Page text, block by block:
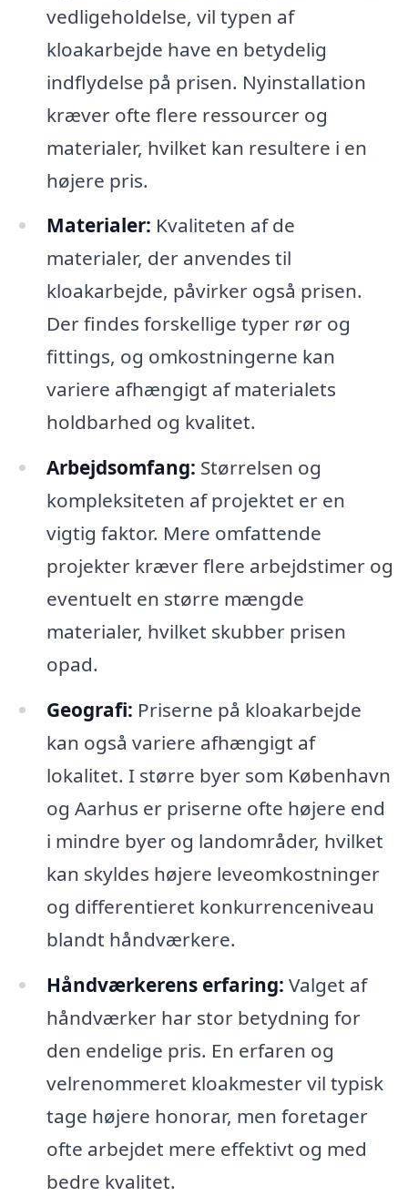
vedligeholdelse, vil typen af
kloakarbejde have en betydelig
indflydelse på prisen. Nyinstallation
kræver ofte flere ressourcer og
materialer, hvilket kan resultere i en
højere pris.
Materialer: Kvaliteten af de
materialer, der anvendes til
kloakarbejde, påvirker også prisen.
Der findes forskellige typer rør og
fittings, og omkostningerne kan
variere afhængigt af materialets
holdbarhed og kvalitet.
Arbejdsomfang: Størrelsen og
kompleksiteten af projektet er en
vigtig faktor. Mere omfattende
projekter kræver flere arbejdstimer og
eventuelt en større mængde
materialer, hvilket skubber prisen
opad.
Geografi: Priserne på kloakarbejde
kan også variere afhængigt af
lokalitet. I større byer som København
og Aarhus er priserne ofte højere end
i mindre byer og landområder, hvilket
kan skyldes højere leveomkostninger
og differentieret konkurrenceniveau
blandt håndværkere.
Håndværkerens erfaring: Valget af
håndværker har stor betydning for
den endelige pris. En erfaren og
velrenommeret kloakmester vil typisk
tage højere honorar, men foretager
ofte arbejdet mere effektivt og med
bedre kvalitet.